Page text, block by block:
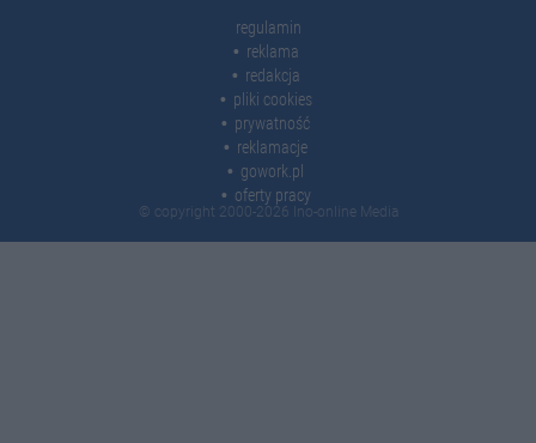
regulamin
reklama
redakcja
pliki cookies
prywatność
reklamacje
gowork.pl
oferty pracy
© copyright 2000-2026 Ino-online Media